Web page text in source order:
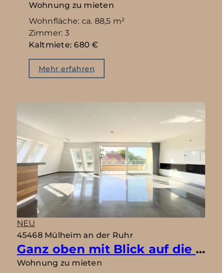
Wohnung zu mieten
Wohnfläche: ca. 88,5 m²
Zimmer: 3
Kaltmiete: 680 €
Mehr erfahren
NEU
45468 Mülheim an der Ruhr
Ganz oben mit Blick auf die Thyssenvilla
Wohnung zu mieten